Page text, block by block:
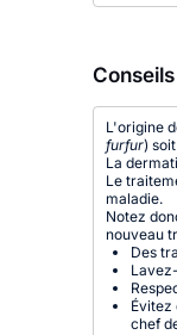
L'origine
furfur)
La
Le
maladie.
Notez
nouveau
Des
Évitez
chef